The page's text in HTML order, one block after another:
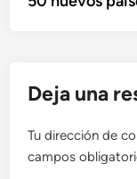
Deja una
Tu dirección de
campos